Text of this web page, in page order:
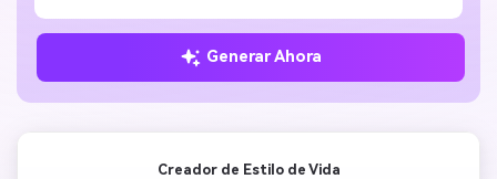
Generar Ahora
Creador de Estilo de Vida